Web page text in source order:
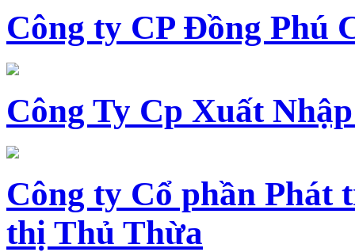
Công ty CP Đồng Phú
Công Ty Cp Xuất
Công ty Cổ phần Phát
thị Thủ Thừa